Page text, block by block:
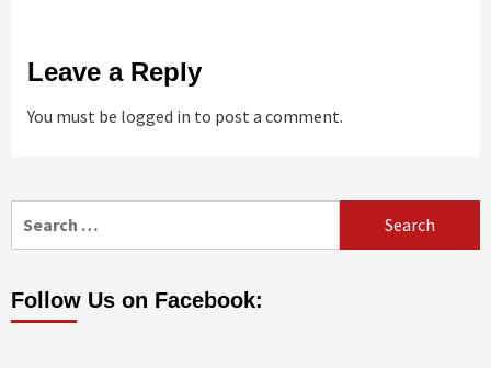
Leave a Reply
You must be logged in to post a comment.
for:
Follow Us on Facebook: